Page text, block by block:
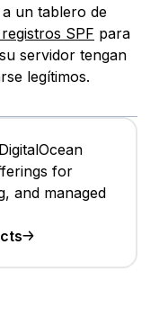
un tablero de
SPF para
servidor tengan
legítimos.
for
and managed